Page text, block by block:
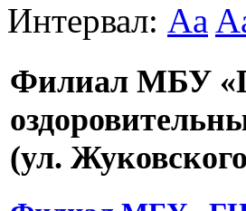
Интервал: Aa
Филиал МБУ
(ул.